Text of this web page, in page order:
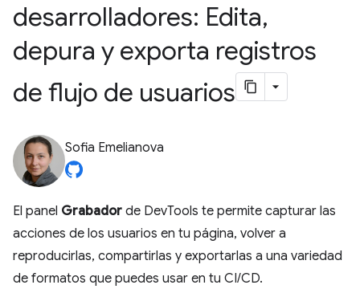
desarrolladores: Edita,
depura y exporta registros
de flujo de usuarios
Sofia Emelianova
El panel Grabador de DevTools te permite capturar las
acciones de los usuarios en tu página, volver a
reproducirlas, compartirlas y exportarlas a una variedad
de formatos que puedes usar en tu CI/CD.